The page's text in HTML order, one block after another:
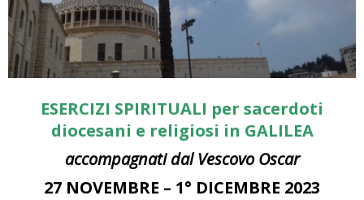
ESERCIZI SPIRITUALI per sacerdoti
diocesani e religiosi in GALILEA
accompagnati dal Vescovo Oscar
27 NOVEMBRE – 1° DICEMBRE 2023